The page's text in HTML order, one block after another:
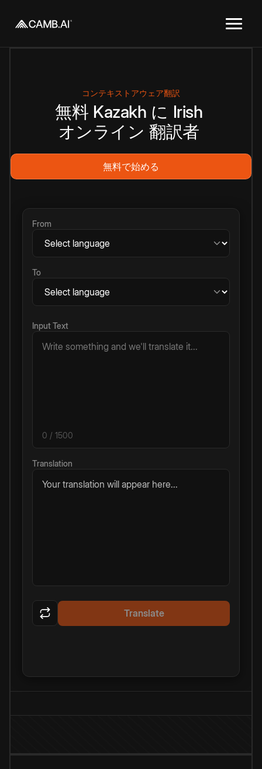
コンテキストアウェア翻訳
無料 Kazakh に Irish
オンライン 翻訳者
無料で始める
From
To
Input Text
0 / 1500
Translation
Your translation will appear here...
Translate